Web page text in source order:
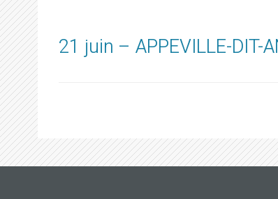
21 juin – APPEVILLE-